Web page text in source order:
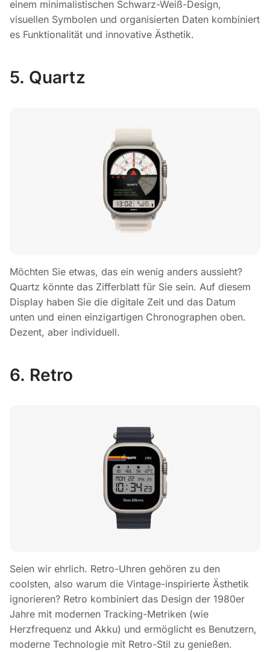
einem minimalistischen Schwarz-Weiß-Design,
visuellen Symbolen und organisierten Daten kombiniert
es Funktionalität und innovative Ästhetik.
5. Quartz
Möchten Sie etwas, das ein wenig anders aussieht?
Quartz könnte das Zifferblatt für Sie sein. Auf diesem
Display haben Sie die digitale Zeit und das Datum
unten und einen einzigartigen Chronographen oben.
Dezent, aber individuell.
6. Retro
Seien wir ehrlich. Retro-Uhren gehören zu den
coolsten, also warum die Vintage-inspirierte Ästhetik
ignorieren? Retro kombiniert das Design der 1980er
Jahre mit modernen Tracking-Metriken (wie
Herzfrequenz und Akku) und ermöglicht es Benutzern,
moderne Technologie mit Retro-Stil zu genießen.